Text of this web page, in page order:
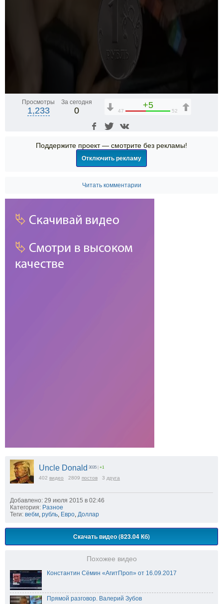
Просмотры
1,233
За сегодня
0
+5
47 52
Поддержите проект — смотрите без рекламы!
Отключить рекламу
Читать комментарии
Uncle Donald 3035 +1
402 видео 2809 постов 3 друга
Добавлено: 29 июля 2015 в 02:46
Категория: Разное
Теги: вебм, рубль, Евро, Доллар
Скачать видео (823.04 Кб)
Похожее видео
Константин Сёмин «АгитПроп» от 16.09.2017
Прямой разговор. Валерий Зубов